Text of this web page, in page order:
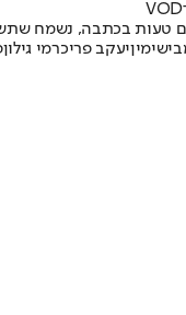
טעות בכתבה, נשמח
ימיןיעקב פריכרמי גילון